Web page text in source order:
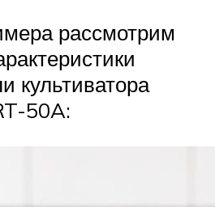
рассмотрим
культиватора
50A: